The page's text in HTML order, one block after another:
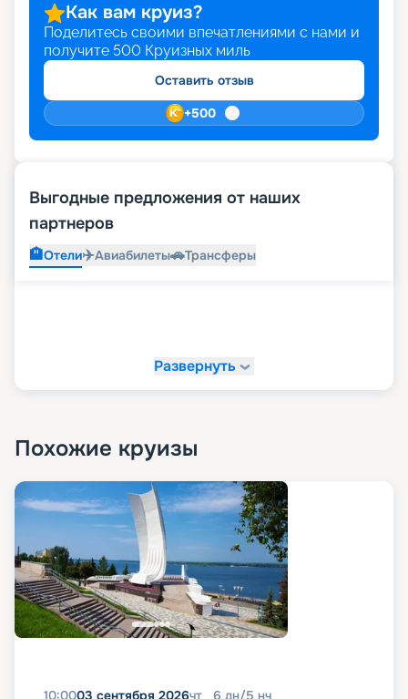
Как вам круиз?
Поделитесь своими впечатлениями с нами и
получите 500 Круизных миль
Оставить отзыв
+500
Выгодные предложения от наших
партнеров
🏨Отели✈️Авиабилеты🚗Трансферы
Развернуть
Похожие круизы
10:0003 сентября 2026чт 6 дн/5 нч